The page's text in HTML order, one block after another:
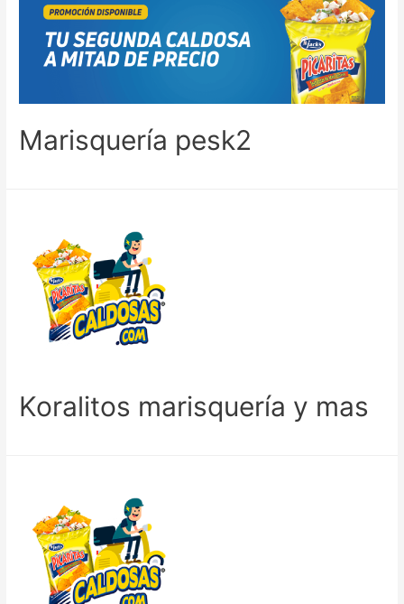
Marisquería pesk2
Koralitos marisquería y mas